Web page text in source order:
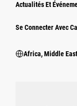
Actualités Et
Se Connecter Avec
Africa, Middle